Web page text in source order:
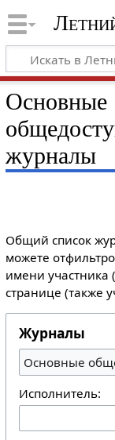
Основные
журналы
Общий список
можете
имени участника
странице (также
Журналы
Основные
Исполнитель: